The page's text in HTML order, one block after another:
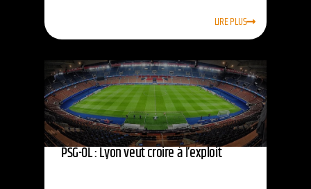
LIRE PLUS
PSG-OL : Lyon veut croire à l’exploit